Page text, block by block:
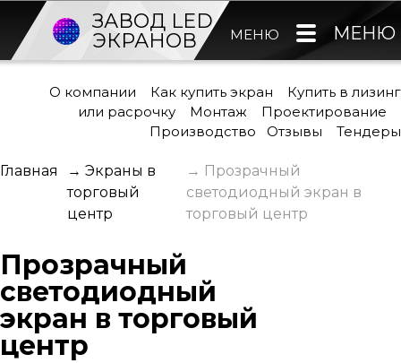
ЗАВОД LED
ЭКРАНОВ
МЕНЮ МЕНЮ
О компании Как купить экран
Купить в лизинг
или расрочку
Монтаж
Проектирование
Производство
Отзывы Тендеры
Главная → Экраны в
торговый
центр
→ Прозрачный
светодиодный экран в
торговый центр
Прозрачный
светодиодный
экран в торговый
центр